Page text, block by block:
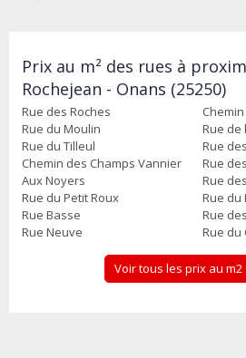
Prix au m² des rues à
Rochejean - Onans (25250)
Rue des Roches
Rue du Moulin
Rue de
Rue du Tilleul
Rue
Chemin des Champs Vannier
Rue
Aux Noyers
Rue
Rue du Petit Roux
Rue du
Rue Basse
Rue
Rue Neuve
Rue du
Voir tous les prix au m2